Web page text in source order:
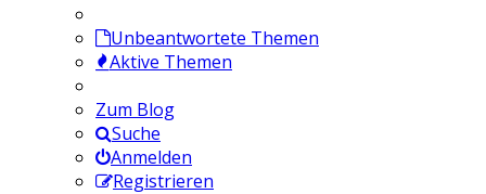
Unbeantwortete Themen
Aktive Themen
Zum Blog
Suche
Anmelden
Registrieren